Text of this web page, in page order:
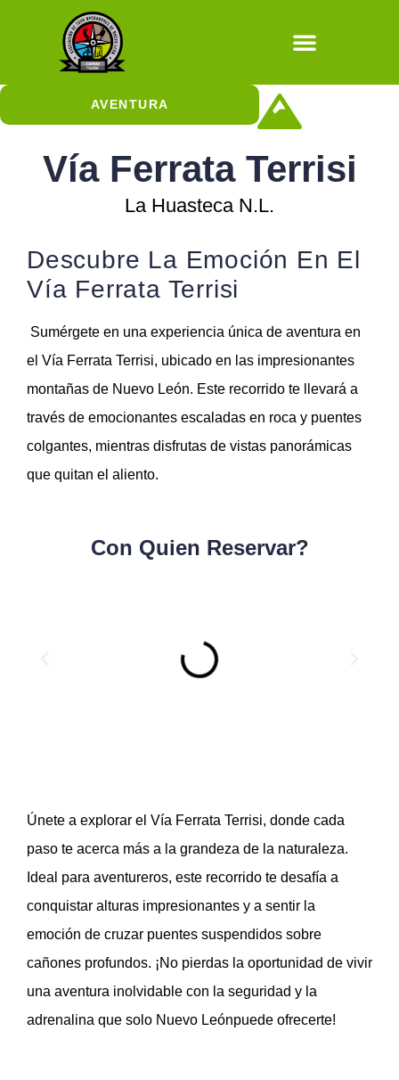
AVENTURA
Vía Ferrata Terrisi
La Huasteca N.L.
Descubre La Emoción En El
Vía Ferrata Terrisi
Sumérgete en una experiencia única de aventura en
el Vía Ferrata Terrisi, ubicado en las impresionantes
montañas de Nuevo León. Este recorrido te llevará a
través de emocionantes escaladas en roca y puentes
colgantes, mientras disfrutas de vistas panorámicas
que quitan el aliento.
Con Quien Reservar?
Únete a explorar el Vía Ferrata Terrisi, donde cada
paso te acerca más a la grandeza de la naturaleza.
Ideal para aventureros, este recorrido te desafía a
conquistar alturas impresionantes y a sentir la
emoción de cruzar puentes suspendidos sobre
cañones profundos. ¡No pierdas la oportunidad de vivir
una aventura inolvidable con la seguridad y la
adrenalina que solo Nuevo Leónpuede ofrecerte!